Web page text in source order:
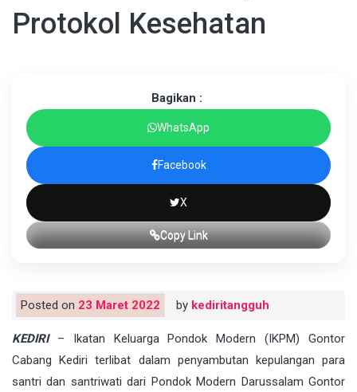
Protokol Kesehatan
Bagikan :
WhatsApp
Facebook
X
Copy Link
Posted on 23 Maret 2022 by kediritangguh
KEDIRI
– Ikatan Keluarga Pondok Modern (IKPM) Gontor
Cabang Kediri terlibat dalam penyambutan kepulangan para
santri dan santriwati dari Pondok Modern Darussalam Gontor